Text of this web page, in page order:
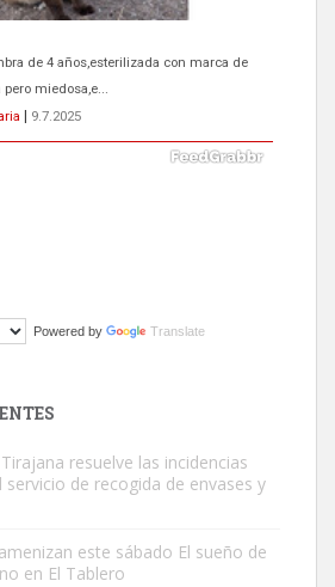
de 4 años,esterilizada con marca de
miedosa,e...
9.7.2025
llevar a Los Gatos callejeros de la zona los
Powered by Translate
resuelve las incidencias
de recogida de envases y
este sábado El sueño de
en El Tablero